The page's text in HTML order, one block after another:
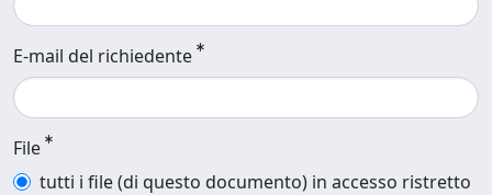
E-mail del richiedente
File
tutti i file (di questo documento) in accesso ristretto